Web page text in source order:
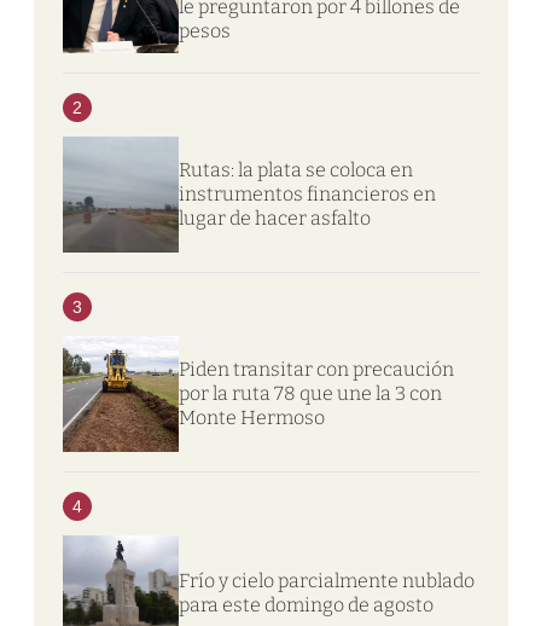
le preguntaron por 4 billones de
pesos
2
Rutas: la plata se coloca en
instrumentos financieros en
lugar de hacer asfalto
3
Piden transitar con precaución
por la ruta 78 que une la 3 con
Monte Hermoso
4
Frío y cielo parcialmente nublado
para este domingo de agosto